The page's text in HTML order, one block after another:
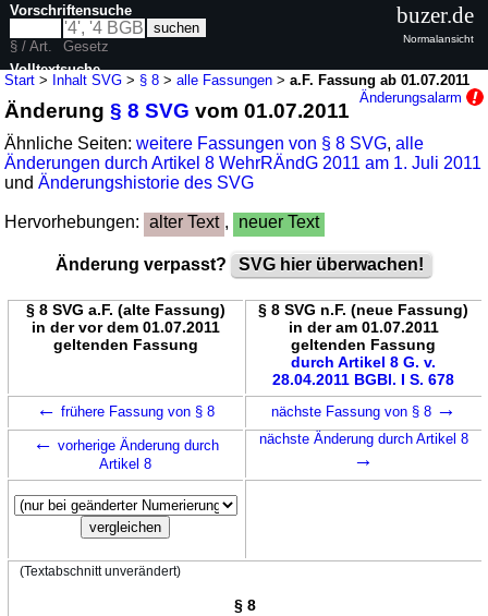
Start > Inhalt SVG > § 8 >alle Fassungen >a.F. Fassung ab 01.07.2011
Änderungsalarm
Änderung§ 8 SVG vom 01.07.2011
Ähnliche Seiten:weitere Fassungen von § 8 SVG,alle
Änderungen durch Artikel 8 WehrRÄndG 2011 am 1. Juli 2011
undÄnderungshistorie des SVG
Hervorhebungen: alter Text , neuer Text
Änderung verpasst? SVG hier überwachen!
§ 8 SVG a.F. (alte Fassung)
in der vor dem 01.07.2011
geltenden Fassung
§ 8 SVG n.F. (neue Fassung)
in der am 01.07.2011
geltenden Fassung
durch Artikel 8 G. v.
28.04.2011 BGBl. I S. 678
← frühere Fassung von § 8 nächste Fassung von § 8 →
← vorherige Änderung durch
Artikel 8
nächste Änderung durch Artikel 8
→
(Textabschnitt unverändert)
§ 8
Vorschriftensuche
§ / Art.
Gesetz
Volltextsuche
nur in SVG
buzer.de
Normalansicht